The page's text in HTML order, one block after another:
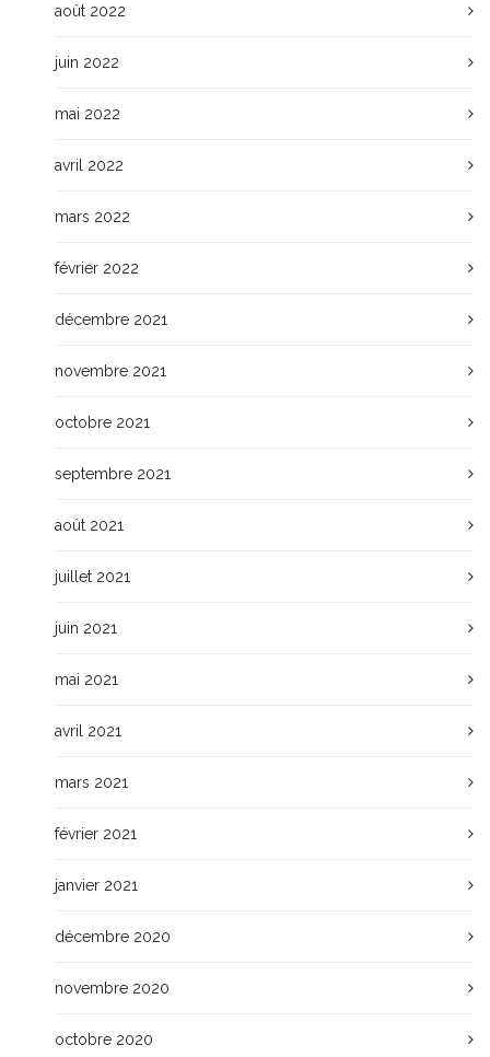
août 2022
juin 2022
mai 2022
avril 2022
mars 2022
février 2022
décembre 2021
novembre 2021
octobre 2021
septembre 2021
août 2021
juillet 2021
juin 2021
mai 2021
avril 2021
mars 2021
février 2021
janvier 2021
décembre 2020
novembre 2020
octobre 2020